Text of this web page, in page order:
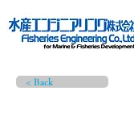
< Back